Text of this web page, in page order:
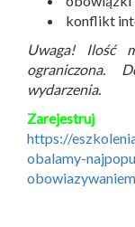
konflikt
Uwaga! Ilość
ograniczona.
wydarzenia.
https://
obalamy-